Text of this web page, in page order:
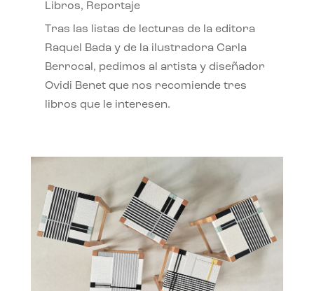
Libros, Reportaje
Tras las listas de lecturas de la editora
Raquel Bada y de la ilustradora Carla
Berrocal, pedimos al artista y diseñador
Ovidi Benet que nos recomiende tres
libros que le interesen.